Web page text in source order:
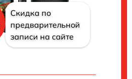
Скидка по
предварительной
записи на сайте